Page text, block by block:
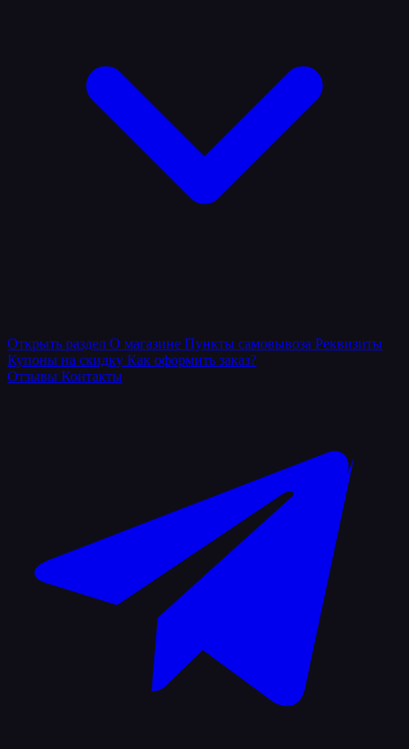
Открыть раздел О магазине Пункты самовывоза Реквизиты
Купоны на скидку Как оформить заказ?
Отзывы Контакты